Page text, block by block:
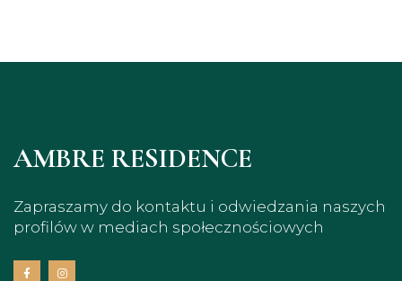
AMBRE RESIDENCE
Zapraszamy do kontaktu i odwiedzania naszych
profilów w mediach społecznościowych